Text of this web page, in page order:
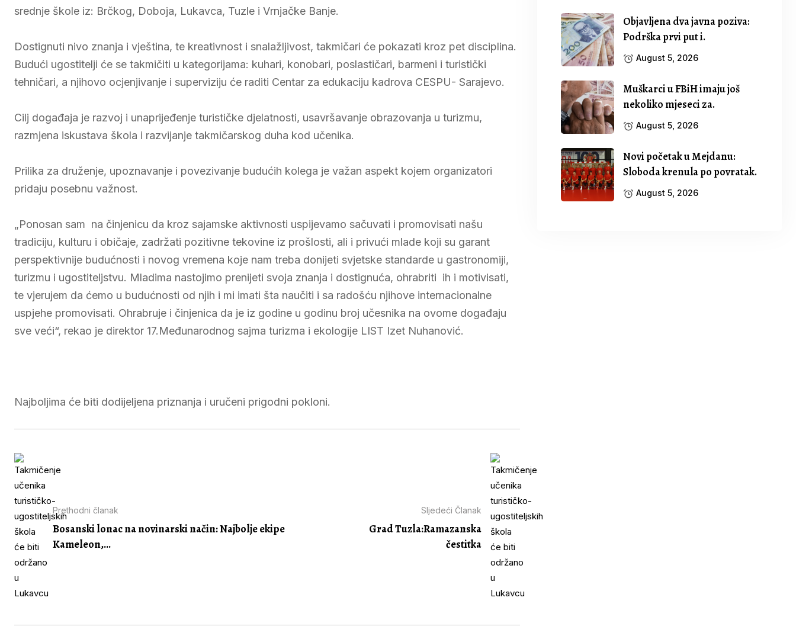
srednje škole iz: Brčkog, Doboja, Lukavca, Tuzle i Vrnjačke Banje.
Dostignuti nivo znanja i vještina, te kreativnost i snalažljivost, takmičari će pokazati kroz pet disciplina.
Budući ugostitelji će se takmičiti u kategorijama: kuhari, konobari, poslastičari, barmeni i turistički
tehničari, a njihovo ocjenjivanje i superviziju će raditi Centar za edukaciju kadrova CESPU- Sarajevo.
Cilj događaja je razvoj i unaprijeđenje turističke djelatnosti, usavršavanje obrazovanja u turizmu,
razmjena iskustava škola i razvijanje takmičarskog duha kod učenika.
Prilika za druženje, upoznavanje i povezivanje budućih kolega je važan aspekt kojem organizatori
pridaju posebnu važnost.
„Ponosan sam na činjenicu da kroz sajamske aktivnosti uspijevamo sačuvati i promovisati našu
tradiciju, kulturu i običaje, zadržati pozitivne tekovine iz prošlosti, ali i privući mlade koji su garant
perspektivnije budućnosti i novog vremena koje nam treba donijeti svjetske standarde u gastronomiji,
turizmu i ugostiteljstvu. Mladima nastojimo prenijeti svoja znanja i dostignuća, ohrabriti ih i motivisati,
te vjerujem da ćemo u budućnosti od njih i mi imati šta naučiti i sa radošću njihove internacionalne
uspjehe promovisati. Ohrabruje i činjenica da je iz godine u godinu broj učesnika na ovome događaju
sve veći“, rekao je direktor 17.Međunarodnog sajma turizma i ekologije LIST Izet Nuhanović.
Najboljima će biti dodijeljena priznanja i uručeni prigodni pokloni.
Prethodni članak
Bosanski lonac na novinarski način: Najbolje ekipe
Kameleon,...
Sljedeći Članak
Grad Tuzla:Ramazanska
čestitka
Objavljena dva javna poziva:
Podrška prvi put i.
August 5, 2026
Muškarci u FBiH imaju još
nekoliko mjeseci za.
August 5, 2026
Novi početak u Mejdanu:
Sloboda krenula po povratak.
August 5, 2026